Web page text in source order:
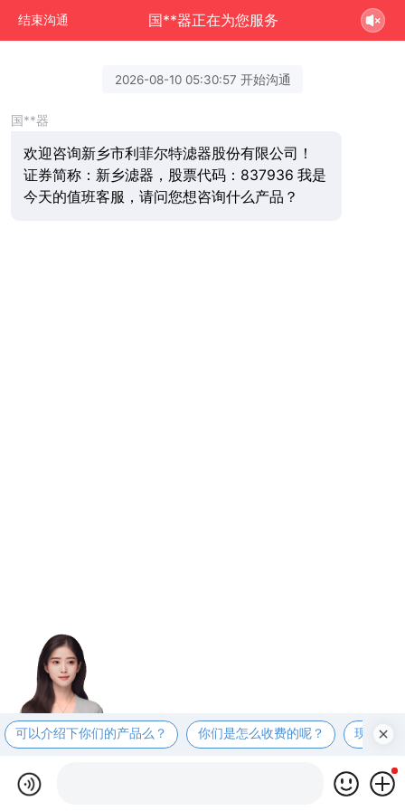
结束沟通 国**器正在为您服务
2026-08-10 05:30:57 开始沟通
国**器
欢迎咨询新乡市利菲尔特滤器股份有限公司！
证券简称：新乡滤器，股票代码：837936 我是
今天的值班客服，请问您想咨询什么产品？
可以介绍下你们的产品么？ 你们是怎么收费的呢？ 现在有